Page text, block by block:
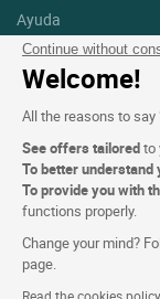
Continue without
Welcome!
All the reasons to say ‘
See offers tailoredto
To better understand
To provide you with
functions properly.
Change your mind?
page.
Ayuda
Mapa del sitio
fotografías
Síguenos
Facebook
Linkedin